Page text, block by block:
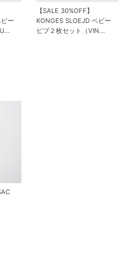
ー
【SALE 30%OFF】
KONGES SLOEJD ベビー
ビブ２枚セット（VIN...